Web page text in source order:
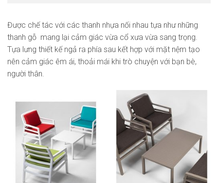
Được chế tác với các thanh nhựa nối nhau tựa như những
thanh gỗ mang lại cảm giác vừa cổ xưa vừa sang trọng.
Tựa lưng thiết kế ngả ra phía sau kết hợp với mặt nệm tạo
nên cảm giác êm ái, thoải mái khi trò chuyện với bạn bè,
người thân.